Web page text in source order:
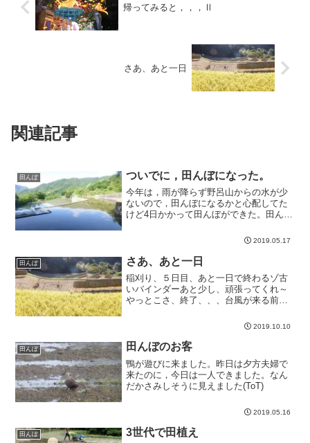
帰ってみると，，，Ⅱ
さあ、あと一日
関連記事
田んぼ ついでに，田んぼになった。
今年は，雨が降らず野呂山からの水が少
ないので，田んぼになるかと心配してた
けど4日かかって田んぼができた。田んぼ
2019.05.17
田んぼ さあ、あと一日
稲刈り、５日目、あと一日で終わるゾ古
いバインダーあと少し、頑張ってくれ～
やっとこさ、終了、、、台風が来る前に
2019.10.10
田んぼ 田んぼのお客
鴨が遊びに来ました。昨日は夕方夫婦で
来たのに，今日は一人できました。なん
だかさみしそうに見えました(ToT)
2019.05.16
田んぼ 3世代で田植え